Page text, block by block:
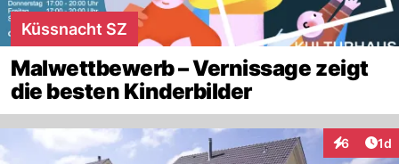
Küssnacht SZ
Malwettbewerb – Vernissage zeigt
die besten Kinderbilder
6 1d